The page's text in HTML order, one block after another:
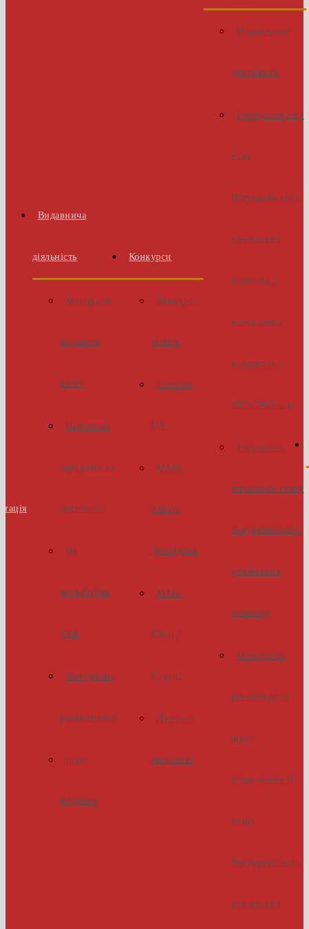
Видавнича
діяльність
Матеріали
наукових
робіт
Навчальні
програми та
посібники
На
мольбертах
днів
Методичні
рекомендації
Інші
видання
Конкурси
Конкурс-
захист
Inventor
UA
МАН-
Юніор
Дослідник
МАН-
Юніор
Ерудит
Джерело
творчості
Нормативні
документи
Реєстрація на І
етап
Всеукраїнських
учнівських
олімпіад з
навчальних
предметів у
2025/2026 н.р
Результати
обласного етапу
Всеукраїнських
учнівських
олімпіад
Методичні
рекомендації
щодо
проведення ІІ
етапу
Всеукраїнських
учнівських